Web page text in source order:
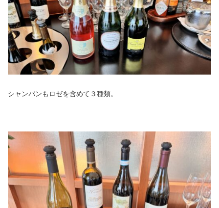
シャンパンもロゼを含めて３種類。